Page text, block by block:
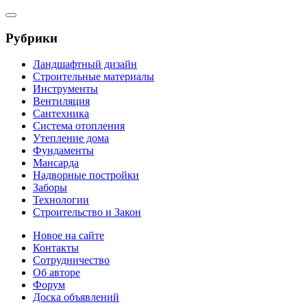
Рубрики
Ландшафтный дизайн
Строительные материалы
Инструменты
Вентиляция
Сантехника
Система отопления
Утепление дома
Фундаменты
Мансарда
Надворные постройки
Заборы
Технологии
Строительство и Закон
Новое на сайте
Контакты
Сотрудничество
Об авторе
Форум
Доска объявлений